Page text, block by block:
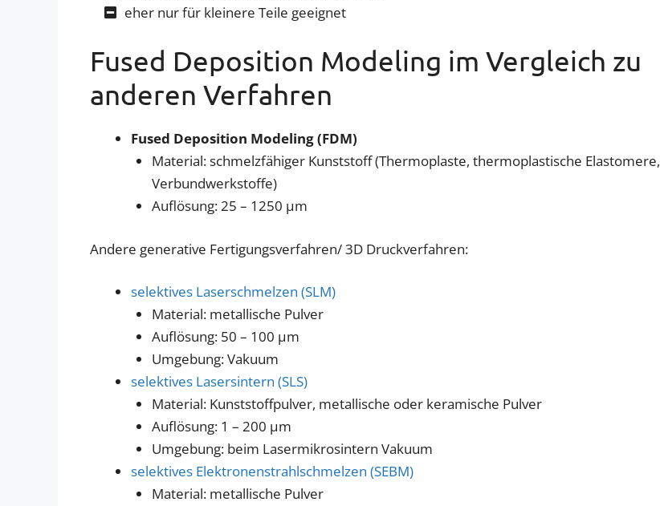
eher nur für kleinere Teile geeignet
Fused Deposition Modeling im Vergleich zu
anderen Verfahren
Fused Deposition Modeling (FDM)
Material: schmelzfähiger Kunststoff (Thermoplaste, thermoplastische Elastomere,
Verbundwerkstoffe)
Auflösung: 25 – 1250 µm
Andere generative Fertigungsverfahren/ 3D Druckverfahren:
selektives Laserschmelzen (SLM)
Material: metallische Pulver
Auflösung: 50 – 100 µm
Umgebung: Vakuum
selektives Lasersintern (SLS)
Material: Kunststoffpulver, metallische oder keramische Pulver
Auflösung: 1 – 200 µm
Umgebung: beim Lasermikrosintern Vakuum
selektives Elektronenstrahlschmelzen (SEBM)
Material: metallische Pulver